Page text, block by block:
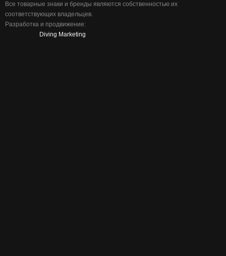
Все товарные знаки и бренды являются собственностью их
соответствующих владельцев.
Разработка и продвижение:
Diving Marketing